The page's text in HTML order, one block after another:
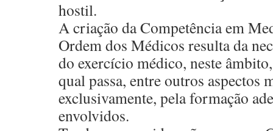
hostil.
A criação da Competência em
Ordem dos Médicos resulta da
do exercício médico, neste
qual passa, entre outros aspectos
exclusivamente, pela formação
envolvidos.